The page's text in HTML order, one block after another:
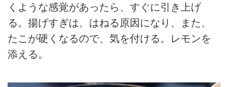
くような感覚があったら、すぐに引き上げ
る。揚げすぎは、はねる原因になり、また、
たこが硬くなるので、気を付ける。レモンを
添える。